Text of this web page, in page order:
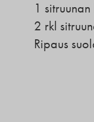
1
2 rkl
Ripaus